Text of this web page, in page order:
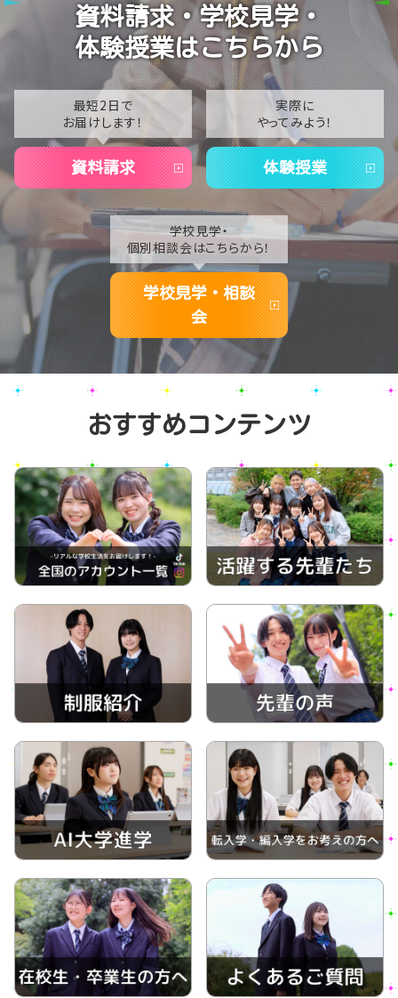
2023
2021
2020
資料請求・学校見学・
体験授業はこちらから
最短2日で
お届けします！
資料請求
実際に
やってみよう！
体験授業
学校見学・
個別相談会はこちらから！
学校見学・相談
会
おすすめコンテンツ